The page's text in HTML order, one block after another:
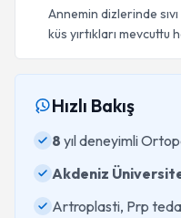
Annemin dizlerinde
küs yırtıkları mevcuttu
Hızlı Bakış
8 yıl deneyimli
Akdeniz
Artroplasti, Prp